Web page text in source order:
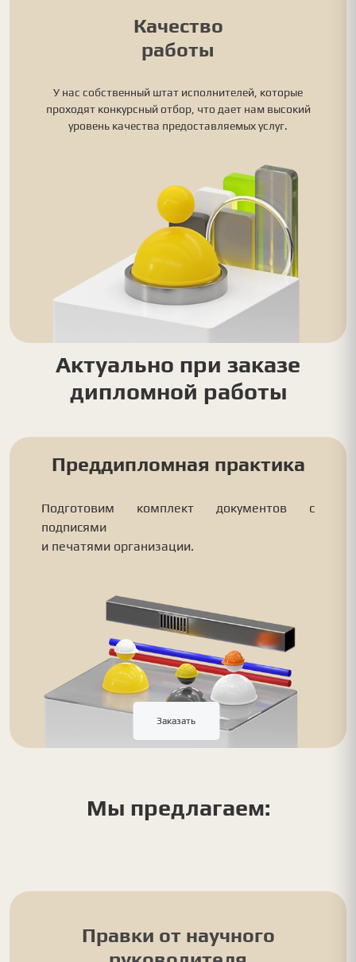
Качество
работы
У нас собственный штат исполнителей, которые
проходят конкурсный отбор, что дает нам высокий
уровень качества предоставляемых услуг.
Актуально при заказе
дипломной работы
Преддипломная практика
Подготовим комплект документов с
подписями
и печатями организации.
Заказать
Мы предлагаем:
Правки от научного